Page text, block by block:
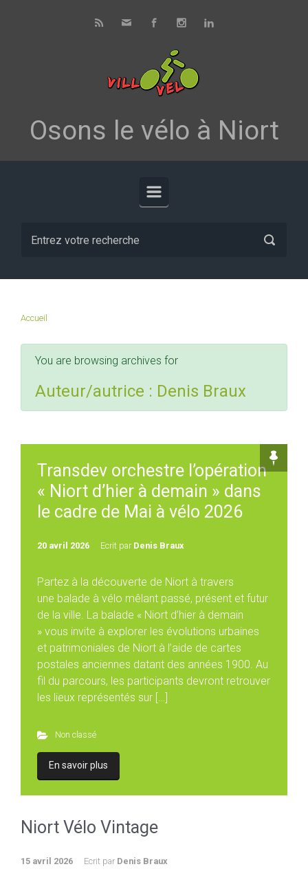
Skip to main content
Osons le vélo à Niort
Accueil
You are browsing archives for
Auteur/autrice : Denis Braux
Transdev orchestre l’opération
« Niort d’hier à demain » dans
le cadre de Mai à vélo 2026
20 avril 2026 Ecrit par Denis Braux
Partez à la découverte de Niort à travers
une balade à vélo mêlant passé, présent et futur
de la ville. La balade « Niort d’hier à demain
» vous invite à explorer les évolutions urbaines
et patrimoniales de Niort à l’aide de cartes
postales anciennes datant des années 1900. Au
fil du parcours, les participants devront retrouver
les lieux représentés sur […]
Non classé
En savoir plus
Niort Vélo Vintage
15 avril 2026 Ecrit par Denis Braux